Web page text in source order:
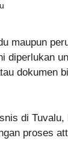
maupun
diperlukan
dokumen
di
proses